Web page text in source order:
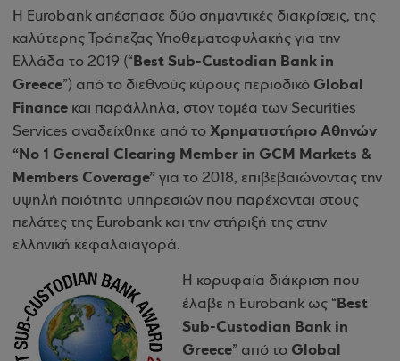
Η Eurobank απέσπασε δύο σημαντικές διακρίσεις, της
καλύτερης Τράπεζας Υποθεματοφυλακής για την
Ελλάδα το 2019 (“Best Sub-Custodian Bank in
Greece”) από το διεθνούς κύρους περιοδικό Global
Finance και παράλληλα, στον τομέα των Securities
Services αναδείχθηκε από το Χρηματιστήριο Αθηνών
“Νο 1 General Clearing Member in GCM Markets &
Members Coverage” για το 2018, επιβεβαιώνοντας την
υψηλή ποιότητα υπηρεσιών που παρέχονται στους
πελάτες της Eurobank και την στήριξή της στην
ελληνική κεφαλαιαγορά.
Η κορυφαία διάκριση που
έλαβε η Eurobank ως “Best
Sub-Custodian Bank in
Greece” από το Global